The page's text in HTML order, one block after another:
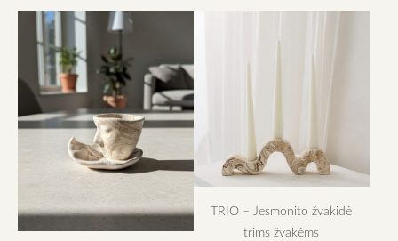
TRIO – Jesmonito žvakidė
trims žvakėms